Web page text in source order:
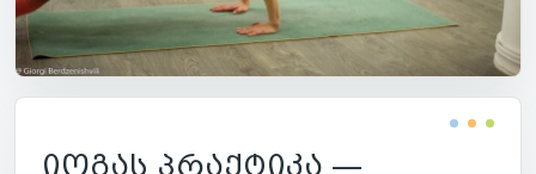
იოგას პრაქტიკა —